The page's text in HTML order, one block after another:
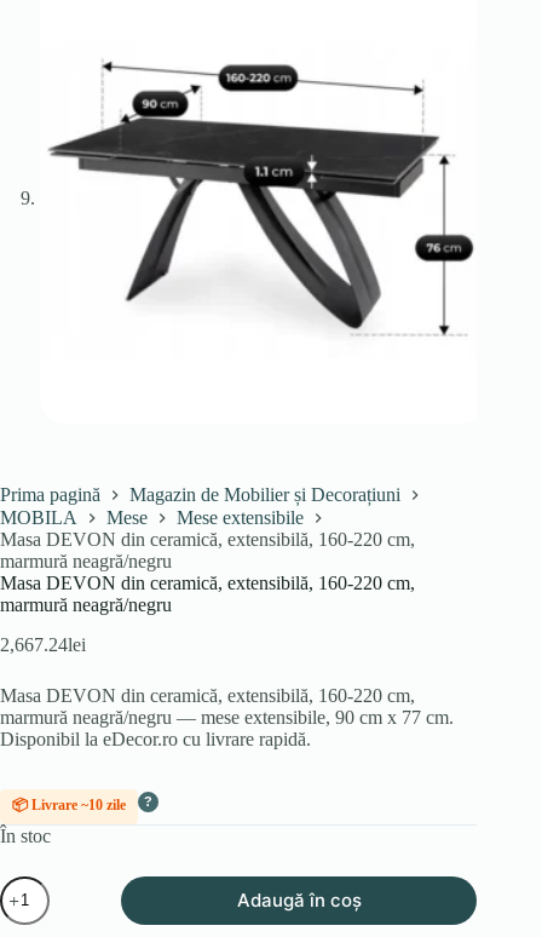
Prima pagină
Magazin de Mobilier și Decorațiuni
MOBILA
Mese
Mese extensibile
Masa DEVON din ceramică, extensibilă, 160-220 cm,
marmură neagră/negru
Masa DEVON din ceramică, extensibilă, 160-220 cm,
marmură neagră/negru
2,667.24lei
Masa DEVON din ceramică, extensibilă, 160-220 cm,
marmură neagră/negru — mese extensibile, 90 cm x 77 cm.
Disponibil la eDecor.ro cu livrare rapidă.
📦 Livrare ~10 zile ?
În stoc
Cantitate
Masa
DEVON
Adaugă în coș